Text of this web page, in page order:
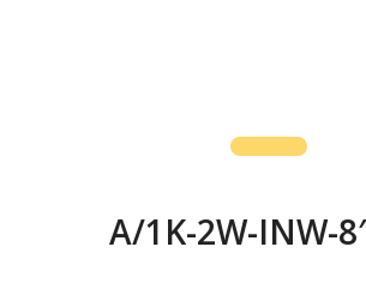
A/1K-2W-INW-